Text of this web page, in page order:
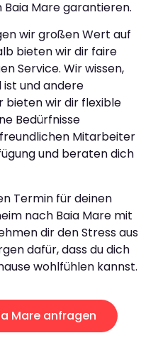
Mare garantieren.
wir großen Wert auf
bieten wir dir faire
Service. Wir wissen,
ist und andere
bieten wir dir flexible
Bedürfnisse
Mitarbeiter
und beraten dich
Termin für deinen
nach Baia Mare mit
dir den Stress aus
dafür, dass du dich
wohlfühlen kannst.
Mare anfragen